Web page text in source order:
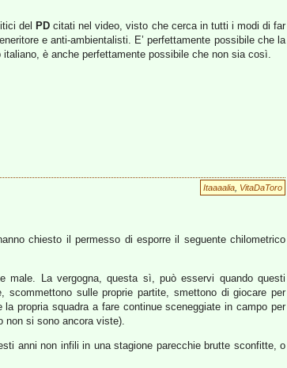
del PD citati nel video, visto che cerca in tutti i modi di far
e anti-ambientalisti. E’ perfettamente possibile che la
è anche perfettamente possibile che non sia così.
Itaaaalia VitaDaToro
chiesto il permesso di esporre il seguente chilometrico
male. La vergogna, questa sì, può esservi quando questi
scommettono sulle proprie partite, smettono di giocare per
propria squadra a fare continue sceneggiate in campo per
non si sono ancora viste).
anni non infili in una stagione parecchie brutte sconfitte, o